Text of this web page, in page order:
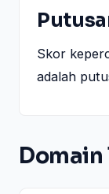
Skor
adalah